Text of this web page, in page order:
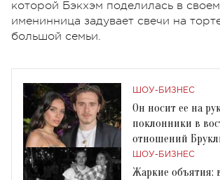
которой Бэкхэм поделилась в
именинница задувает свечи на
большой семьи.
ШОУ-БИЗНЕС
Он носит ее на
поклонники в
отношений
новой
ШОУ-БИЗНЕС
Жаркие объятия: